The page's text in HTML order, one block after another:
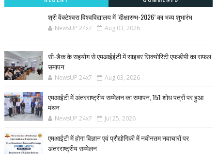
श्री वेंक्टेश्वरा विश्वविद्यालय में ‘दीक्षारम्भ-2026’ का भव्य शुभारंभ
NewsUP 24x7 Aug 03, 2026
सी-डैक के सहयोग से एमआईईटी में साइबर सिक्योरिटी एफडीपी का सफल
समापन
NewsUP 24x7 Aug 03, 2026
एमआईटी में अंतरराष्ट्रीय सम्मेलन का समापन, 151 शोध पत्रों पर हुआ
मंथन
NewsUP 24x7 Jul 25, 2026
एमआईटी में होगा विज्ञान एवं प्रौद्योगिकी में नवीनतम नवाचारों पर
अंतरराष्ट्रीय सम्मेलन